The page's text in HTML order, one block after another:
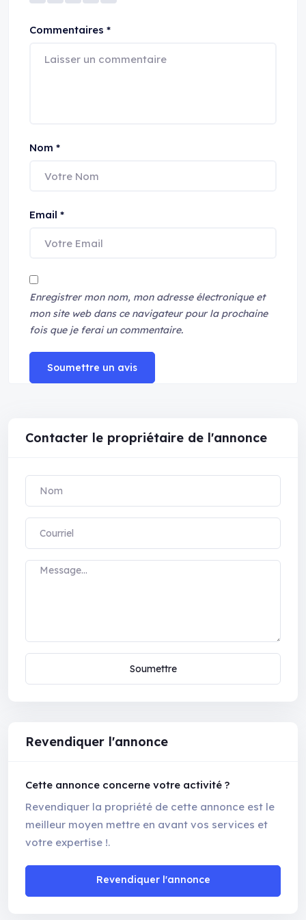
Commentaires *
Nom *
Email *
Enregistrer mon nom, mon adresse électronique et
mon site web dans ce navigateur pour la prochaine
fois que je ferai un commentaire.
Soumettre un avis
Contacter le propriétaire de l'annonce
Soumettre
Revendiquer l'annonce
Cette annonce concerne votre activité ?
Revendiquer la propriété de cette annonce est le
meilleur moyen mettre en avant vos services et
votre expertise !.
Revendiquer l'annonce